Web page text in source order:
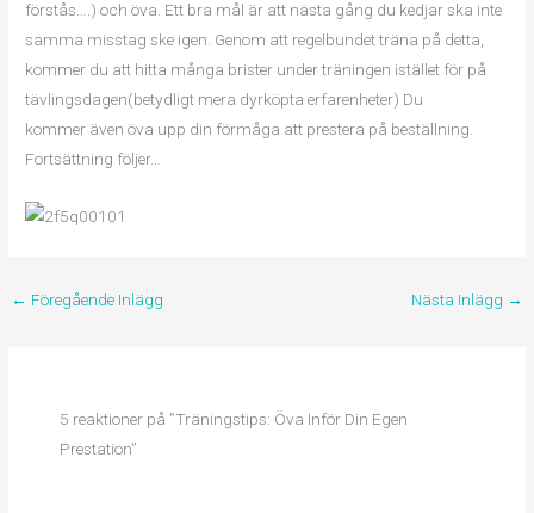
förstås….) och öva. Ett bra mål är att nästa gång du kedjar ska inte
samma misstag ske igen. Genom att regelbundet träna på detta,
kommer du att hitta många brister under träningen istället för på
tävlingsdagen(betydligt mera dyrköpta erfarenheter) Du
kommer även öva upp din förmåga att prestera på beställning.
Fortsättning följer…
← Föregående Inlägg Nästa Inlägg →
5 reaktioner på ”Träningstips: Öva Inför Din Egen
Prestation”